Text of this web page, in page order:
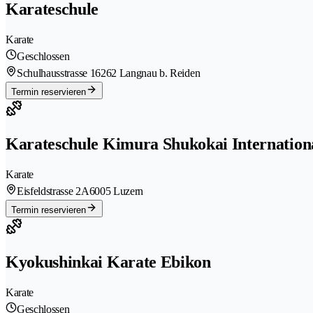
Karateschule
Karate
Geschlossen
Schulhausstrasse 16262 Langnau b. Reiden
Termin reservieren
Karateschule Kimura Shukokai
Karate
Eisfeldstrasse 2A6005 Luzern
Termin reservieren
Kyokushinkai Karate Ebikon
Karate
Geschlossen